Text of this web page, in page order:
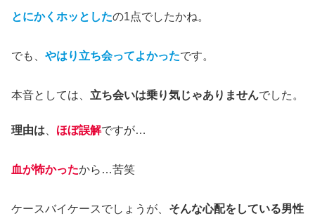
とにかくホッとしたの1点でしたかね。
でも、 やはり立ち会ってよかったです。
本音としては、 立ち会いは乗り気じゃありませんでした。
理由は ほぼ誤解ですが…
血が怖かったから…苦笑
ケースバイケースでしょうが、 そんな心配をしている男性